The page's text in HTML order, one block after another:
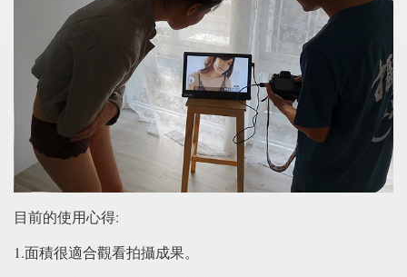
目前的使用心得:
1.面積很適合觀看拍攝成果。